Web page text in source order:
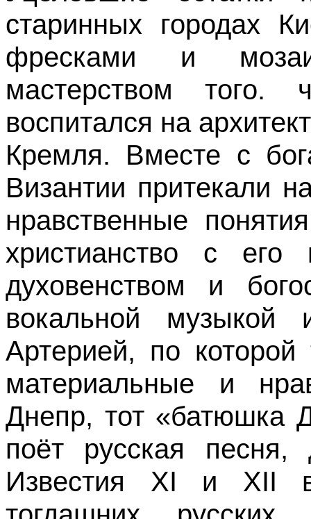
старинных городах
фресками и
мастерством того.
воспитался на
Кремля. Вместе с
Византии притекали
нравственные
христианство с его
духовенством и
вокальной музыкой
Артерией, по
материальные и
Днепр, тот «батюшка
поёт русская
Известия XI и XII